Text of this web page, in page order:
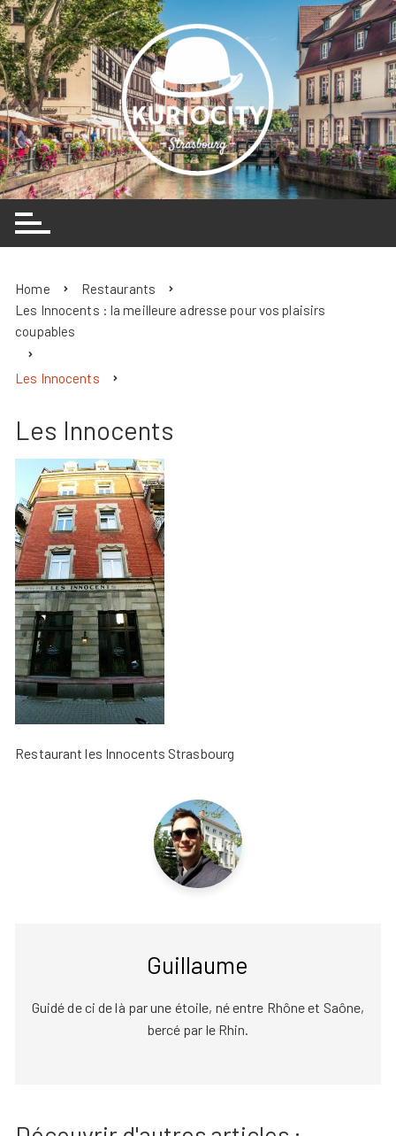
Skip
to
content
Home
Restaurants
Les Innocents : la meilleure adresse pour vos plaisirs
coupables
Les Innocents
Les Innocents
Restaurant les Innocents Strasbourg
Guillaume
Guidé de ci de là par une étoile, né entre Rhône et Saône,
bercé par le Rhin.